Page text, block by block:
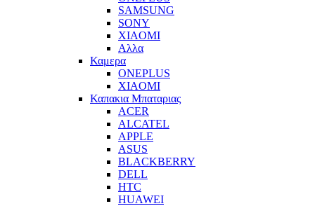
SAMSUNG
SONY
XIAOMI
Αλλα
Καμερα
ONEPLUS
XIAOMI
Καπακια Μπαταριας
ACER
ALCATEL
APPLE
ASUS
BLACKBERRY
DELL
HTC
HUAWEI